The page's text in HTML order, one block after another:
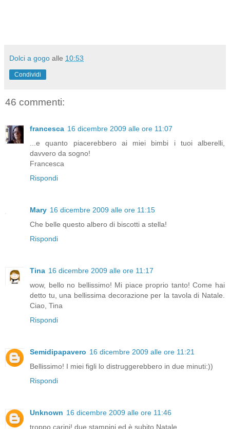
Dolci a gogo alle 10:53
Condividi
46 commenti:
francesca 16 dicembre 2009 alle ore 11:07
...e quanto piacerebbero ai miei bimbi i tuoi alberelli,
davvero da sogno!
Francesca
Rispondi
Mary 16 dicembre 2009 alle ore 11:15
Che belle questo albero di biscotti a stella!
Rispondi
Tina 16 dicembre 2009 alle ore 11:17
wow, bello no bellissimo! Mi piace proprio tanto! Come hai
detto tu, una bellissima decorazione per la tavola di Natale.
Ciao, Tina
Rispondi
Semidipapavero 16 dicembre 2009 alle ore 11:21
Bellissimo! I miei figli lo distruggerebbero in due minuti:))
Rispondi
Unknown 16 dicembre 2009 alle ore 11:46
troppo carini! due stampini ed è subito Natale...